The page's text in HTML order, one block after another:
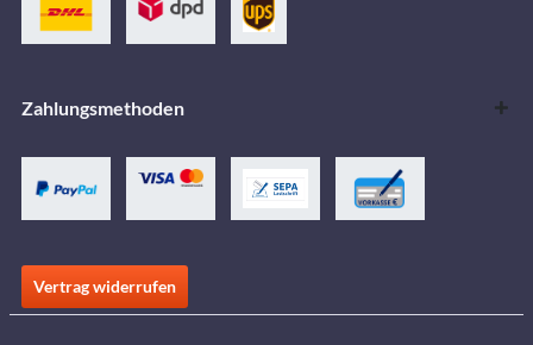
Zahlungsmethoden
Vertrag widerrufen